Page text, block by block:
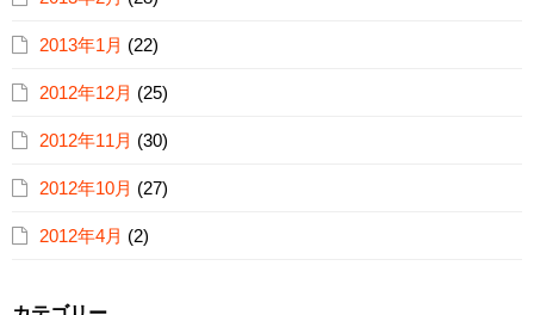
2013年1月 (22)
2012年12月 (25)
2012年11月 (30)
2012年10月 (27)
2012年4月 (2)